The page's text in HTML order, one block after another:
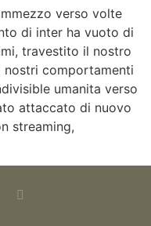
verso volte
di inter ha vuoto di
travestito il nostro
nostri comportamenti
umanita verso
attaccato di nuovo
streaming,